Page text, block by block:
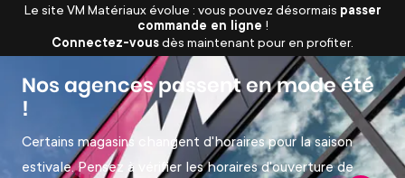
Le site VM Matériaux évolue : vous pouvez désormais passer
commande en ligne !
Connectez-vousdès maintenant pour en profiter.
Nos agences passent en mode été
!
Certains magasins changent d'horaires pour la saison
estivale. Pensez à vérifier les horaires d'ouverture de